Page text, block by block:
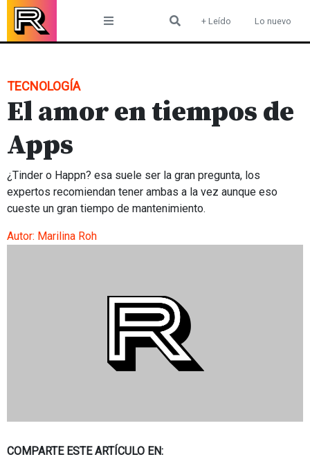
Skip
content
+ Leído Lo nuevo
TECNOLOGÍA
El amor en tiempos de
Apps
¿Tinder o Happn? esa suele ser la gran pregunta, los
expertos recomiendan tener ambas a la vez aunque eso
cueste un gran tiempo de mantenimiento.
Autor: Marilina Roh
COMPARTE ESTE ARTÍCULO EN: